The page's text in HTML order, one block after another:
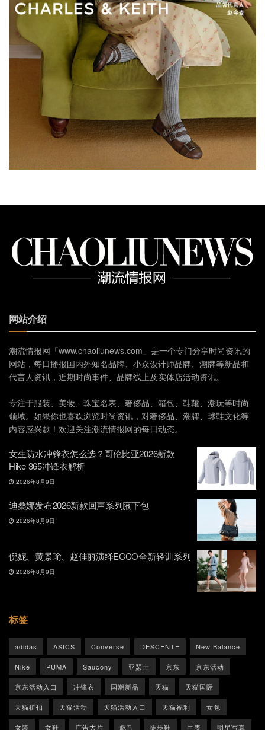
网站介绍
潮流情报网「www.chaoliunews.com」是一个专门分享时尚资讯的
网站，每日播报国内外知名品牌、小众设计师品牌、潮牌等新品和
代言人资讯，近期时尚事件、品牌线上及实体店活动资讯。
专注于服装、美妆、珠宝名表、奢侈品、箱包、鞋靴、潮玩等时尚
领域。如果你也喜欢浏览时尚资讯，对奢侈品、潮牌、球鞋文化等
内容感兴趣！欢迎关注潮流情报网的每日动态。
女生防水冲锋衣怎么选？哥伦比亚2026新款
Hike 365冲锋衣解析
2026年8月9日
迪桑娜发布2026新款回声系列腋下包
2026年8月9日
倪妮、黄景瑜、赵佳丽演绎ECCO全新轻训系列
2026年8月9日
标签
adidas ASICS Converse DESCENTE New Balance
Nike PUMA Saucony 亚瑟士 京东 京东活动
京东活动入口 冲锋衣 国潮新品 天猫 天猫国际
天猫折扣 天猫活动 天猫活动入口 天猫福利 女包
女装 女鞋 广告大片 彪马 徒步鞋 手表 明星写真